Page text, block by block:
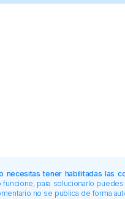
necesitas tener habilitadas las
para solucionarlo
no se publica de forma